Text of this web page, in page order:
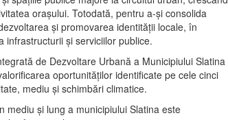
oraşului. Totodată, pentru a-şi consolida
şi promovarea identităţii locale, în
infrastructurii şi serviciilor publice.
de Dezvoltare Urbană a Municipiului Slatina
oportunităţilor identificate pe cele cinci
mediu şi schimbări climatice.
mediu şi lung a municipiului Slatina este